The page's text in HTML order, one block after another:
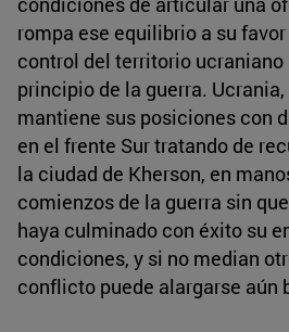
rompa ese equilibrio a su
control del territorio ucraniano
principio de la guerra.
mantiene sus posiciones con
en el frente Sur tratando de
la ciudad de Kherson, en
comienzos de la guerra sin
haya culminado con éxito su
condiciones, y si no median
conflicto puede alargarse aún